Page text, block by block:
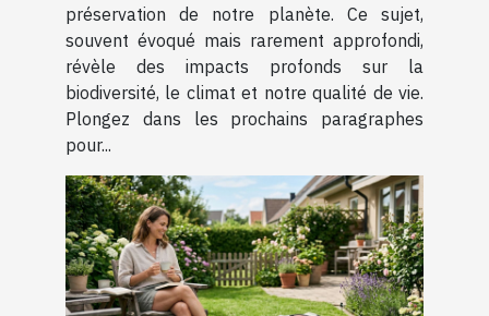
préservation de notre planète. Ce sujet,
souvent évoqué mais rarement approfondi,
révèle des impacts profonds sur la
biodiversité, le climat et notre qualité de vie.
Plongez dans les prochains paragraphes
pour...